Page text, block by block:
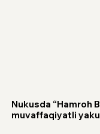
Nukusda “Hamroh
muvaffaqiyatli